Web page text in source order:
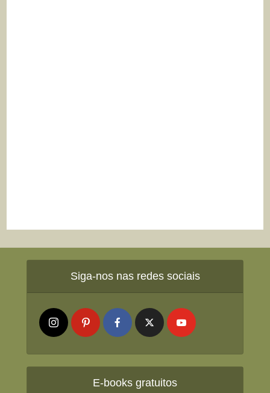
Siga-nos nas redes sociais
E-books gratuitos